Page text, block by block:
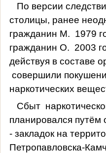
По версии
столицы, ранее
гражданин М. 1979
гражданин О. 2003
действуя в составе
совершили
наркотических
Сбыт
планировался путём
- закладок на
Петропавловска-